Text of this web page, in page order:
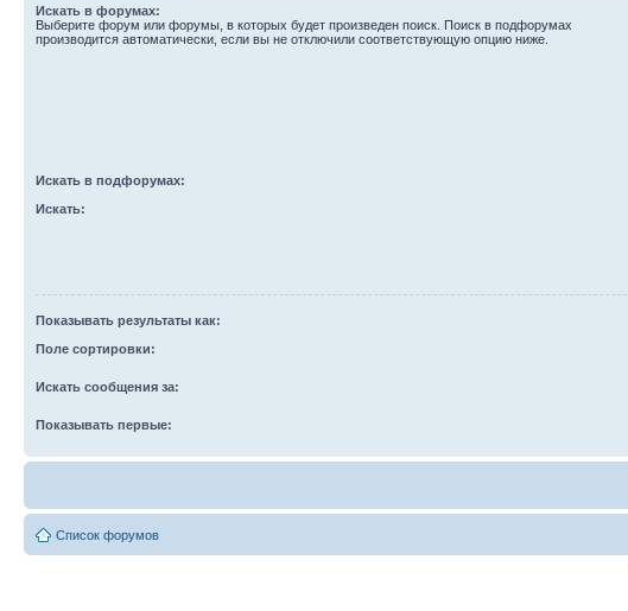
Искать в форумах:
Выберите форум или форумы, в которых будет произведен поиск. Поиск в подфорумах
производится автоматически, если вы не отключили соответствующую опцию ниже.
Искать в подфорумах:
Искать:
Показывать результаты как:
Поле сортировки:
Искать сообщения за:
Показывать первые:
Список форумов